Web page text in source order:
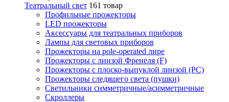
Театральный свет 161 товар
Профильные прожекторы
LED прожекторы
Аксессуары для театральных приборов
Лампы для световых приборов
Прожекторы на pole-operated лире
Прожекторы с линзой Френеля (F)
Прожекторы с плоско-выпуклой линзой (PC)
Прожекторы следящего света (пушки)
Светильники симметричные/асимметричные
Скроллеры